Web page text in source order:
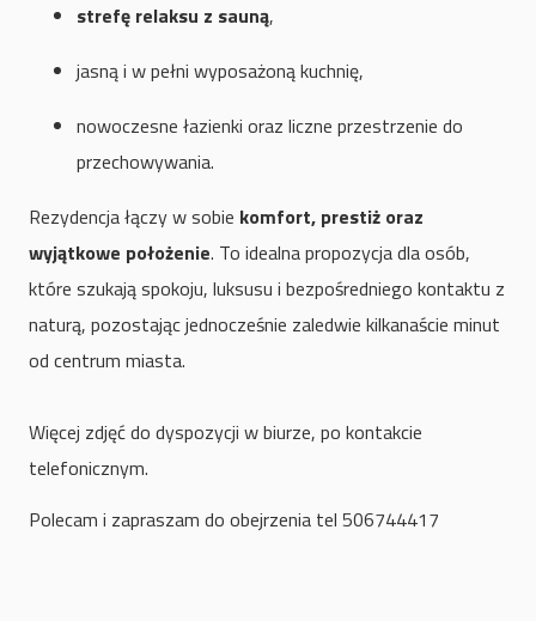
strefę relaksu z sauną,
jasną i w pełni wyposażoną kuchnię,
nowoczesne łazienki oraz liczne przestrzenie do
przechowywania.
Rezydencja łączy w sobie komfort, prestiż oraz
wyjątkowe położenie. To idealna propozycja dla osób,
które szukają spokoju, luksusu i bezpośredniego kontaktu z
naturą, pozostając jednocześnie zaledwie kilkanaście minut
od centrum miasta.
Więcej zdjęć do dyspozycji w biurze, po kontakcie
telefonicznym.
Polecam i zapraszam do obejrzenia tel 506744417